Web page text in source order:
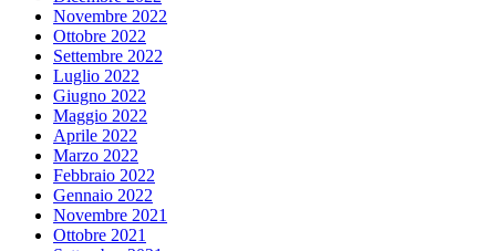
Novembre 2022
Ottobre 2022
Settembre 2022
Luglio 2022
Giugno 2022
Maggio 2022
Aprile 2022
Marzo 2022
Febbraio 2022
Gennaio 2022
Novembre 2021
Ottobre 2021